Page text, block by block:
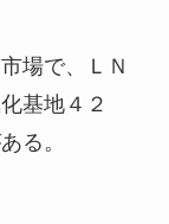
場で、ＬＮ
基地４２
る。